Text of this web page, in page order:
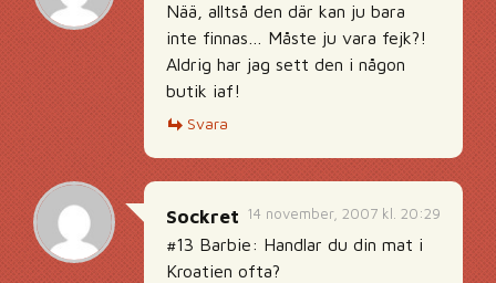
Nää, alltså den där kan ju bara
inte finnas… Måste ju vara fejk?!
Aldrig har jag sett den i någon
butik iaf!
Svara
14 november, 2007 kl. 20:29
Sockret
#13 Barbie: Handlar du din mat i
Kroatien ofta?